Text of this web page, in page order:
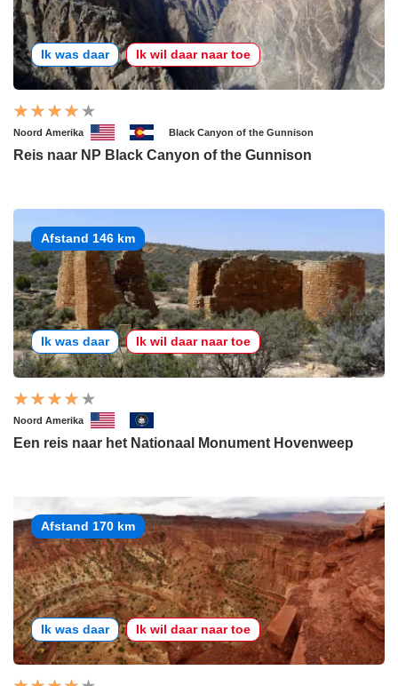
Ik was daar Ik wil daar naar toe
Noord Amerika Black Canyon of the Gunnison
Reis naar NP Black Canyon of the Gunnison
Afstand 146 km
Ik was daar Ik wil daar naar toe
Noord Amerika
Een reis naar het Nationaal Monument Hovenweep
Afstand 170 km
Ik was daar Ik wil daar naar toe